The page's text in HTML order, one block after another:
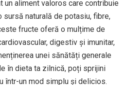
un aliment valoros care contribuie
sursă naturală de potasiu, fibre,
fructe oferă o mulțime de
digestiv și imunitar,
unei sănătăți generale
în dieta ta zilnică, poți sprijini
într-un mod simplu și delicios.